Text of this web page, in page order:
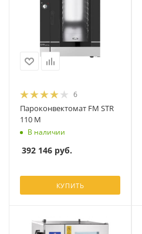
6
Пароконвектомат FM STR
110 M
В наличии
392 146 руб.
КУПИТЬ